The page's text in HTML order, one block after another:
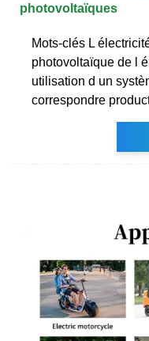
photovoltaïques
Mots-clés L
photovoltaïque de l
utilisation d un
correspondre